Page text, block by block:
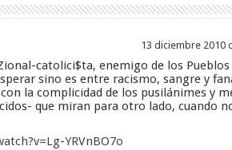
13 diciembre 2010
catolici$ta, enemigo de los Pueblos
sino es entre racismo, sangre y
la complicidad de los pusilánimes y
que miran para otro lado, cuando
YRVnBO7o